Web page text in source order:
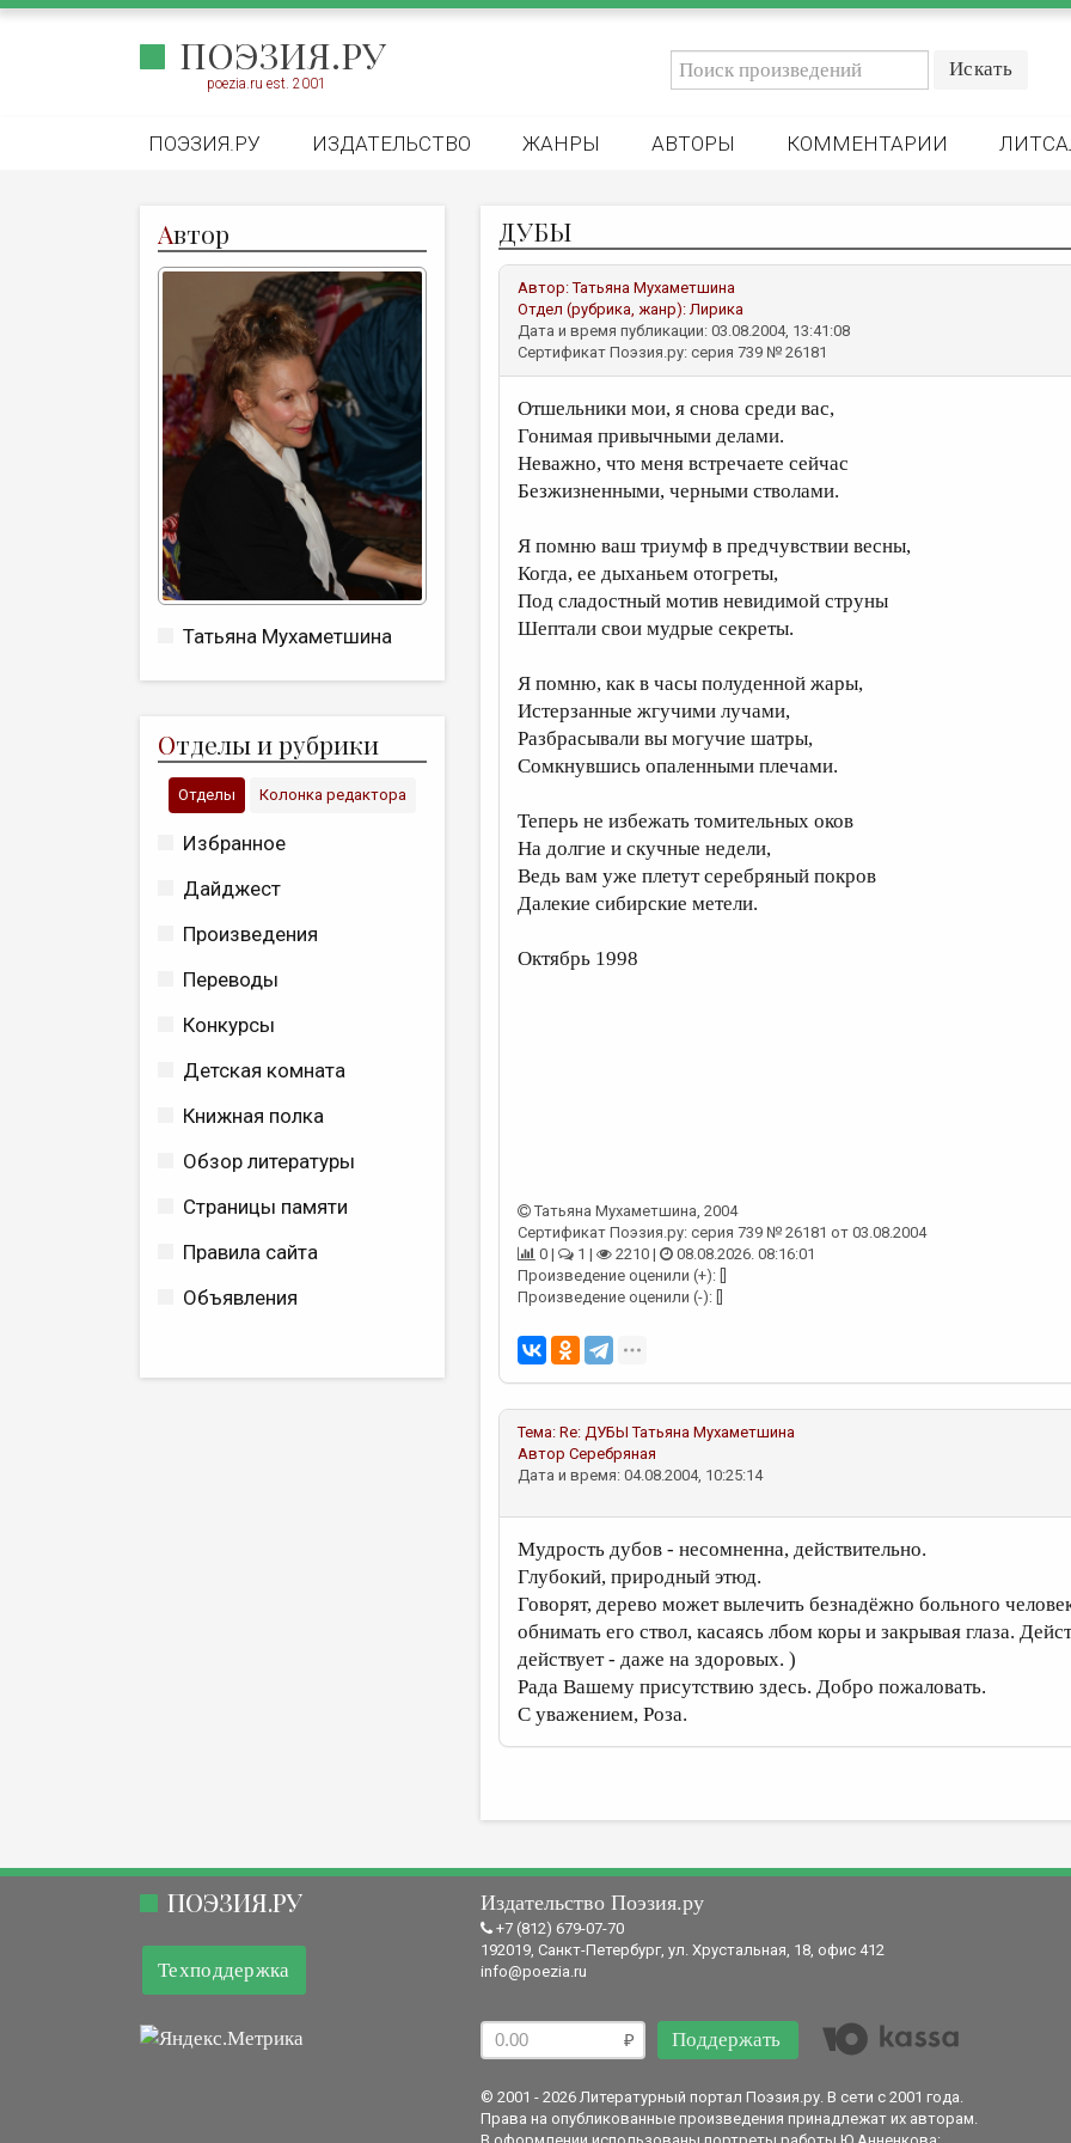
ПОЭЗИЯ.РУ
poezia.ru est. 2001
ПОЭЗИЯ.РУ ИЗДАТЕЛЬСТВО ЖАНРЫ АВТОРЫ КОММЕНТАРИИ
Автор
Татьяна Мухаметшина
Отделы и рубрики
Отделы Колонка редактора
Избранное
Дайджест
Произведения
Переводы
Конкурсы
Детская комната
Книжная полка
Обзор литературы
Страницы памяти
Правила сайта
Объявления
ДУБЫ
Автор:Татьяна Мухаметшина
Отдел (рубрика, жанр):Лирика
Дата и время публикации: 03.08.2004, 13:41:08
Сертификат Поэзия.ру: серия 739 № 26181
Отшельники мои, я снова среди вас,
Гонимая привычными делами.
Неважно, что меня встречаете сейчас
Безжизненными, черными стволами.
Я помню ваш триумф в предчувствии весны,
Когда, ее дыханьем отогреты,
Под сладостный мотив невидимой струны
Шептали свои мудрые секреты.
Я помню, как в часы полуденной жары,
Истерзанные жгучими лучами,
Разбрасывали вы могучие шатры,
Сомкнувшись опаленными плечами.
Теперь не избежать томительных оков
На долгие и скучные недели,
Ведь вам уже плетут серебряный покров
Далекие сибирские метели.
Октябрь 1998
Татьяна Мухаметшина, 2004
Сертификат Поэзия.ру: серия 739 № 26181 от 03.08.2004
0 |
1 | 2210 |
08.08.2026. 08:16:01
Произведение оценили (+): []
Произведение оценили (-): []
Тема: Re: ДУБЫ Татьяна Мухаметшина
Автор Серебряная
Дата и время: 04.08.2004, 10:25:14
Мудрость дубов - несомненна, действительно.
Глубокий, природный этюд.
Говорят, дерево может вылечить безнадёжно больного
обнимать его ствол, касаясь лбом коры и закрывая глаза.
действует - даже на здоровых. )
Рада Вашему присутствию здесь. Добро пожаловать.
С уважением, Роза.
ПОЭЗИЯ.РУ
Техподдержка
Издательство Поэзия.ру
+7 (812) 679-07-70
192019, Санкт-Петербург, ул. Хрустальная, 18, офис 412
info@poezia.ru
Поддержать
© 2001 - 2026 Литературный портал Поэзия.ру. В сети с 2001 года.
Права на опубликованные произведения принадлежат их авторам.